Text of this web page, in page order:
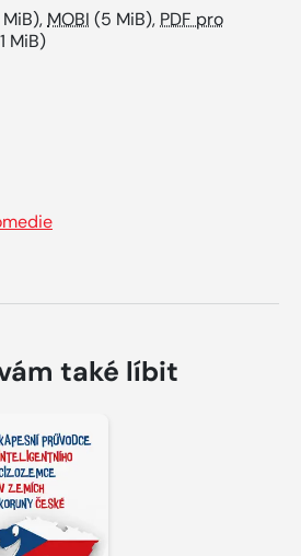
MOBI (5 MiB), PDF pro
MiB)
také líbit